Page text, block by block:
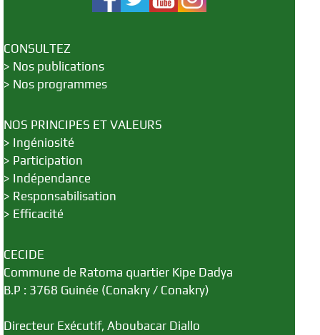
CONSULTEZ
> Nos publications
> Nos programmes
NOS PRINCIPES ET VALEURS
> Ingéniosité
> Participation
> Indépendance
> Responsabilisation
> Efficacité
CECIDE
Commune de Ratoma quartier Kipe Dadya
B.P : 3768 Guinée (Conakry / Conakry)
Directeur Exécutif, Aboubacar Diallo